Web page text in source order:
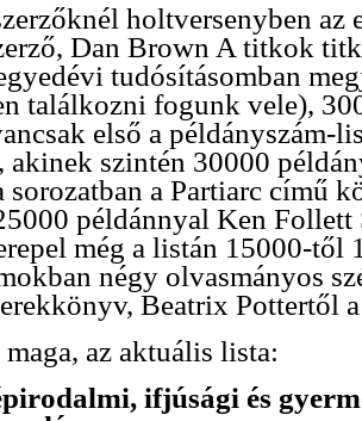
holtversenyben az
Dan Brown A titkok
tudósításomban
találkozni fogunk vele),
első a példányszám-
akinek szintén 30000
a Partiarc című
példánnyal Ken Follett
még a listán 15000-től
négy olvasmányos
Beatrix Pottertől
az aktuális lista:
ifjúsági és